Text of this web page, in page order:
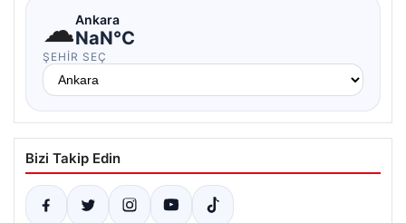
☁Ankara
NaN°C
ŞEHIR SEÇ
Bizi Takip Edin